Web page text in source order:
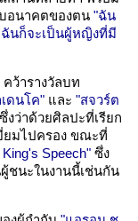
อนาคตของตน "ฉัน
นก็จะเป็นผู้หญิงที่มี
คว้ารางวัลบท
ดนโค" และ "สจวร์ต
ซึ่งว่าด้วยศิลปะที่เรียก
ยมไปครอง ขณะที่
King's Speech" ซึ่ง
ชนะในงานนี้เช่นกัน